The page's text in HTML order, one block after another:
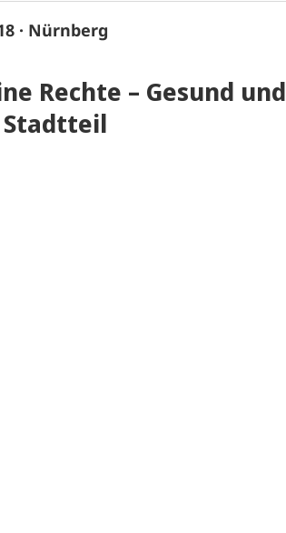
· Nürnberg
Rechte – Gesund und